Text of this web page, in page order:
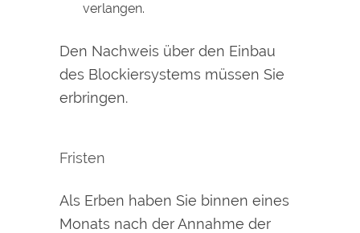
verlangen.
Den Nachweis über den Einbau
des Blockiersystems müssen Sie
erbringen.
Fristen
Als Erben haben Sie binnen eines
Monats nach der Annahme der